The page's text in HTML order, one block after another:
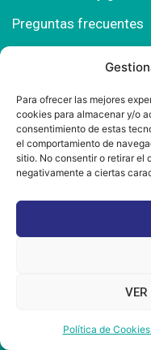
Para ofrecer las mejores
cookies para almacenar y/o
consentimiento de estas
el comportamiento de
sitio. No consentir o retirar el
negativamente a ciertas
VER
Política de Cookies
Preguntas frecuentes
Polígono Comercial
Chiclana de la Fra.
667 457 908